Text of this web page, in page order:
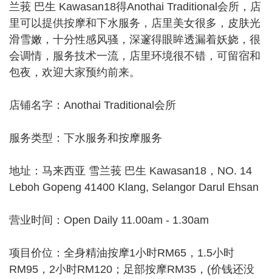
兰莪 巴生 Kawasan18得Anothai Traditional会所，店
里可以提供按摩和下水服务，店里美女很多，皮肤光
滑雪嫩，十分性感风骚，深邃得眼眸透漏着妖娆，很
会调情，服务技术一流，店里环境很不错，可留宿和
包夜，欢迎大家预约前来。
店铺名字：Anothai Traditional会所
服务类型：下水服务和按摩服务
地址：马来西亚 雪兰莪 巴生 Kawasan18，NO. 14
Leboh Gopeng 41400 Klang, Selangor Darul Ehsan
营业时间：Open Daily 11.00am - 1.30am
项目价位：全身精油按摩1小时RM65，1.5小时
RM95，2小时RM120；足部按摩RM35，(价钱还没